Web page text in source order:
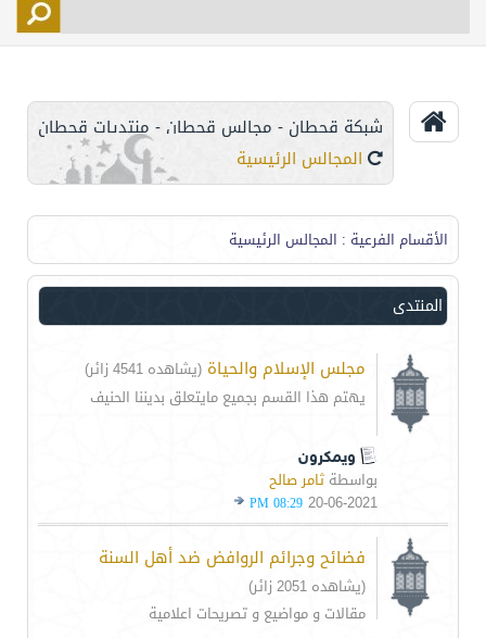
التحكم
شبكة قحطان - مجالس قحطان - منتديات قحطان
المجالس الرئيسية
الأقسام الفرعية : المجالس الرئيسية
المنتدى
مجلس الإسلام والحياة (يشاهده 4541 زائر)
يهتم هذا القسم بجميع مايتعلق بديننا الحنيف
ويمكرون
بواسطة ثامر صالح
20-06-2021
08:29 PM
فضائح وجرائم الروافض ضد أهل السنة
(يشاهده 2051 زائر)
مقالات و مواضيع و تصريحات اعلامية